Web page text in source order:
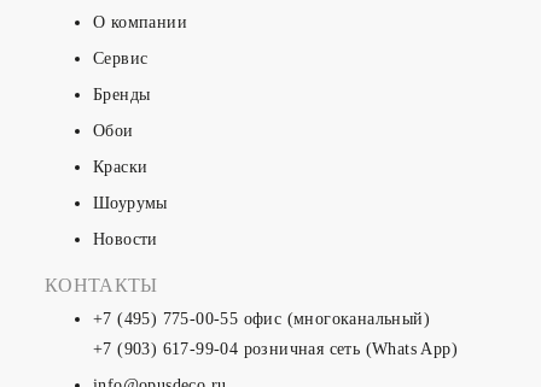
О компании
Сервис
Бренды
Обои
Краски
Шоурумы
Новости
КОНТАКТЫ
+7 (495) 775-00-55 офис (многоканальный)
+7 (903) 617-99-04 розничная сеть (Whats App)